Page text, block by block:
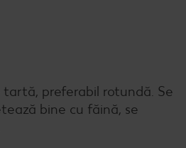
preferabil rotundă. Se
bine cu făină, se